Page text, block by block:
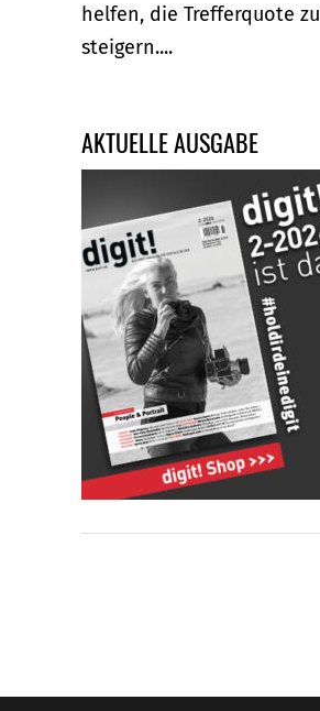
helfen, die Trefferquote zu
steigern....
AKTUELLE AUSGABE